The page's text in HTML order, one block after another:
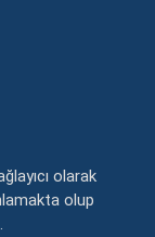
olarak
olup